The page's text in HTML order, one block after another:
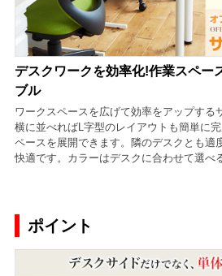
デスクワークを効率化!作業スペー
ブル
ワークスペースを広げて効率をアップする
横に並べればL字型のレイアウトも簡単に
ペースを展開できます。隣のデスクとも適
快適です。カラーはデスクに合わせて選べ
ポイント